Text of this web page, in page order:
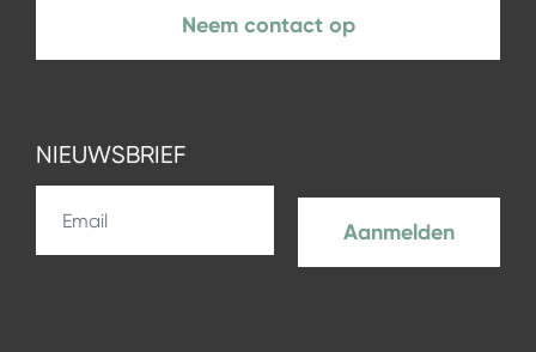
Neem contact op
NIEUWSBRIEF
Aanmelden